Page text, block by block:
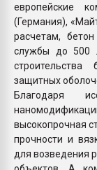
европейские
(Германия),
расчетам,
службы до 500
строительства
защитных
Благодаря
высокопрочная
прочности и
для возведения